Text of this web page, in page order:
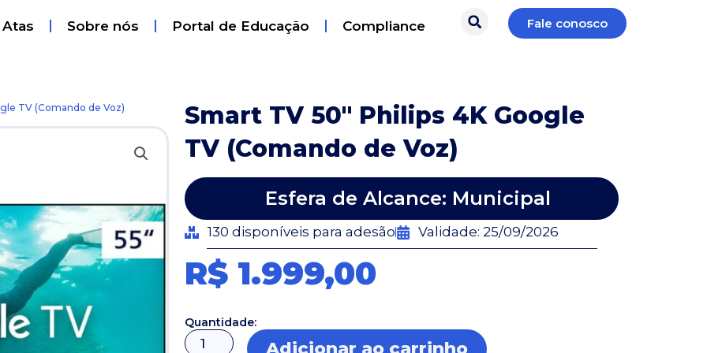
Sobre nós Portal de Educação Compliance Fale conosco
TV (Comando de Voz)
Smart TV 50″ Philips 4K Google
TV (Comando de Voz)
Esfera de Alcance: Municipal
130 disponíveis para adesão Validade: 25/09/2026
R$ 1.999,00
Quantidade:
Smart
Adicionar ao carrinho